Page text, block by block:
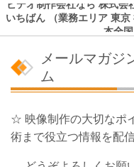
ビデオ制作会社なら 株式会
いちばん （業務エリア 東
本全国
メールマガジ
ム
☆ 映像制作の大切なポ
術まで役立つ情報を配